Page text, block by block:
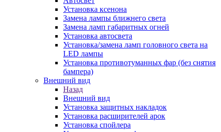
Установка ксенона
Замена лампы ближнего света
Замена ламп габаритных огней
Установка автосвета
Установка/замена ламп головного света на
LED лампы
Установка противотуманных фар (без снятия
бампера)
Внешний вид
Назад
Внешний вид
Установка защитных накладок
Установка расширителей арок
Установка спойлера